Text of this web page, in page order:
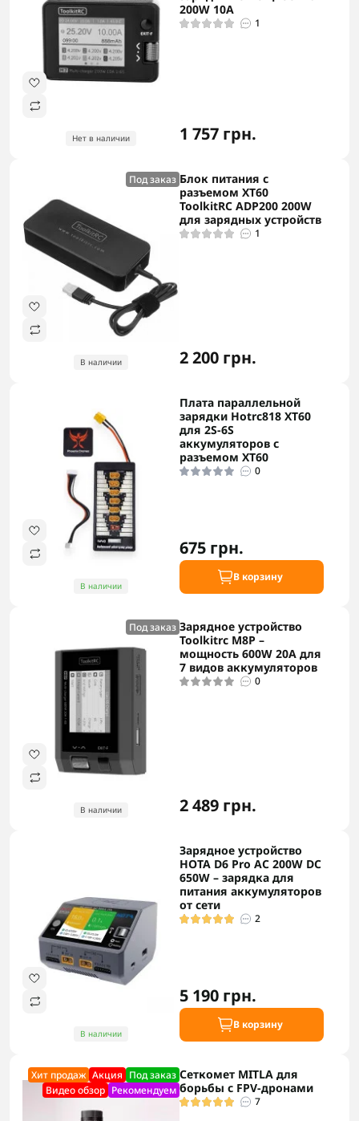
Нет в наличии
200W 10A
1
1 757 грн.
Под заказ
В наличии
Блок питания с
разъемом XT60
ToolkitRC ADP200 200W
для зарядных устройств
1
2 200 грн.
В наличии
Плата параллельной
зарядки Hotrc818 XT60
для 2S-6S
аккумуляторов с
разъемом XT60
0
675 грн.
В корзину
Под заказ
В наличии
Зарядное устройство
Toolkitrc M8P –
мощность 600W 20A для
7 видов аккумуляторов
0
2 489 грн.
В наличии
Зарядное устройство
HOTA D6 Pro AC 200W DC
650W – зарядка для
питания аккумуляторов
от сети
2
5 190 грн.
В корзину
Хит продаж Акция Под заказ
Видео обзор Рекомендуем
Сеткомет MITLA для
борьбы с FPV-дронами
7